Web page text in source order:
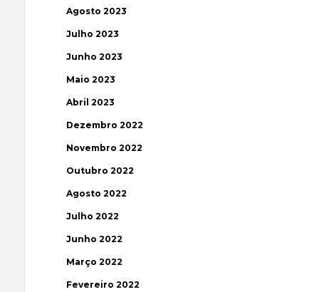
Agosto 2023
Julho 2023
Junho 2023
Maio 2023
Abril 2023
Dezembro 2022
Novembro 2022
Outubro 2022
Agosto 2022
Julho 2022
Junho 2022
Março 2022
Fevereiro 2022